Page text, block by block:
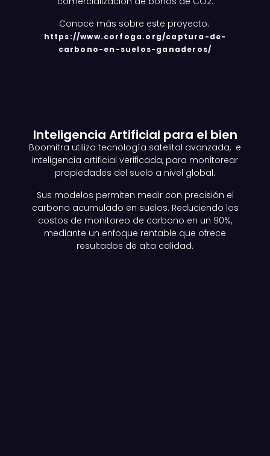
Conoce más sobre este proyecto:
https://www.corfoga.org/captura-de-
carbono-en-suelos-ganaderos/
Inteligencia Artificial para el bien
Boomitra utiliza tecnología satelital avanzada, e
inteligencia artificial verificada, para monitorear
propiedades del suelo a nivel global.
Sus modelos permiten medir con precisión el
carbono acumulado en suelos. Reduciendo los
costos de monitoreo de carbono en un 90%,
mediante un enfoque rentable que ofrece
resultados de alta calidad.